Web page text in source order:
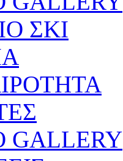
ΣΚΙ
GALLERY